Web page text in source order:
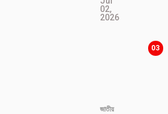
02,
2026
03
জাতীয়